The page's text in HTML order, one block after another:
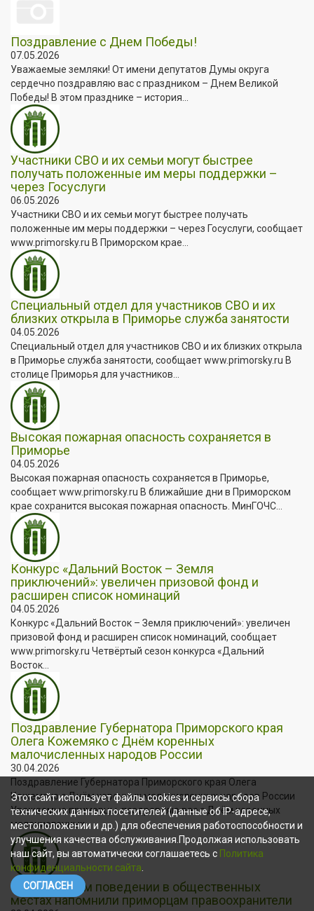
Поздравление с Днем Победы!
07.05.2026
Уважаемые земляки! От имени депутатов Думы округа
сердечно поздравляю вас с праздником – Днем Великой
Победы! В этом празднике – история...
Участники СВО и их семьи могут быстрее
получать положенные им меры поддержки –
через Госуслуги
06.05.2026
Участники СВО и их семьи могут быстрее получать
положенные им меры поддержки – через Госуслуги, сообщает
www.primorsky.ru В Приморском крае...
Специальный отдел для участников СВО и их
близких открыла в Приморье служба занятости
04.05.2026
Специальный отдел для участников СВО и их близких открыла
в Приморье служба занятости, сообщает www.primorsky.ru В
столице Приморья для участников...
Высокая пожарная опасность сохраняется в
Приморье
04.05.2026
Высокая пожарная опасность сохраняется в Приморье,
сообщает www.primorsky.ru В ближайшие дни в Приморском
крае сохранится высокая пожарная опасность. МинГОЧС...
Конкурс «Дальний Восток – Земля
приключений»: увеличен призовой фонд и
расширен список номинаций
04.05.2026
Конкурс «Дальний Восток – Земля приключений»: увеличен
призовой фонд и расширен список номинаций, сообщает
www.primorsky.ru Четвёртый сезон конкурса «Дальний
Восток...
Поздравление Губернатора Приморского края
Олега Кожемяко с Днём коренных
малочисленных народов России
30.04.2026
Поздравление Губернатора Приморского края Олега
Кожемяко с Днём коренных малочисленных народов России
Уважаемые приморцы, поздравляю вас с Днём коренных
малочисленных...
О безопасном поведении в общественных
местах напомнили приморцам правоохранители
Этот сайт использует файлы cookies и сервисы сбора
технических данных посетителей (данные об IP-адресе,
местоположении и др.) для обеспечения работоспособности и
улучшения качества обслуживания.Продолжая использовать
наш сайт, вы автоматически соглашаетесь с Политика
конфиденциальности сайта
СОГЛАСЕН